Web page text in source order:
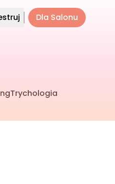
Dla Salonu
Trychologia